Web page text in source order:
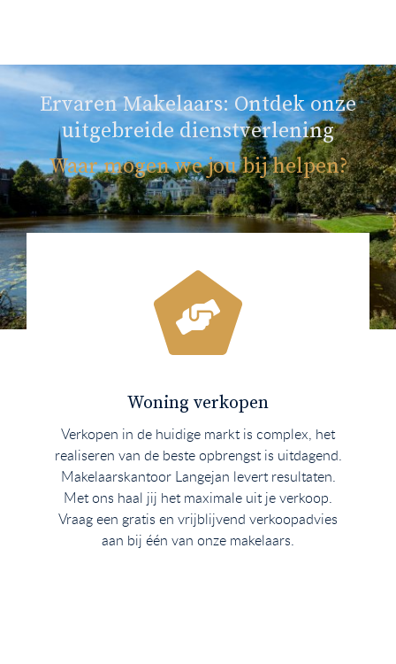
Ervaren Makelaars: Ontdek onze
uitgebreide dienstverlening
Waar mogen we jou bij helpen?
Woning verkopen
Verkopen in de huidige markt is complex, het
realiseren van de beste opbrengst is uitdagend.
Makelaarskantoor Langejan levert resultaten.
Met ons haal jij het maximale uit je verkoop.
Vraag een gratis en vrijblijvend verkoopadvies
aan bij één van onze makelaars.